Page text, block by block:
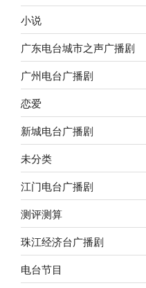
小说
广东电台城市之声广播剧
广州电台广播剧
恋爱
新城电台广播剧
未分类
江门电台广播剧
测评测算
珠江经济台广播剧
电台节目